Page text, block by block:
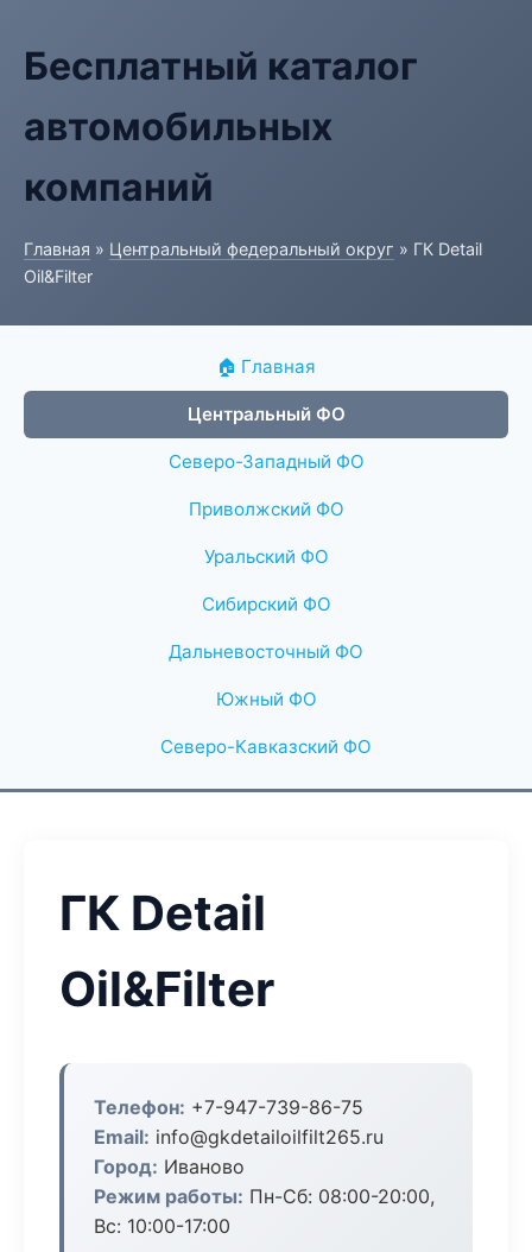
Бесплатный каталог
автомобильных
компаний
Главная » Центральный федеральный округ » ГК Detail
Oil&Filter
🏠 Главная
Центральный ФО
Северо-Западный ФО
Приволжский ФО
Уральский ФО
Сибирский ФО
Дальневосточный ФО
Южный ФО
Северо-Кавказский ФО
ГК Detail
Oil&Filter
Телефон: +7-947-739-86-75
Email: info@gkdetailoilfilt265.ru
Город: Иваново
Режим работы: Пн-Сб: 08:00-20:00,
Вс: 10:00-17:00